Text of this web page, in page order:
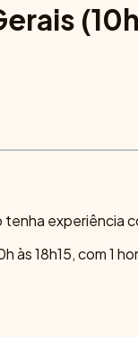
experiência
às 18h15, com 1